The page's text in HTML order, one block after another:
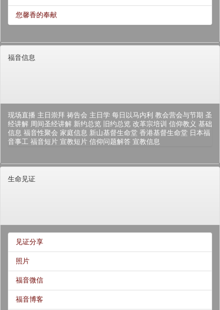
您馨香的奉献
福音信息
现场直播 主日崇拜 祷告会 主日学 每日以马内利 教会营会与节期 圣
经讲解 周间圣经讲解 新约总览 旧约总览 改革宗培训 信仰教义 基础
信息 福音性聚会 家庭信息 新山基督生命堂 香港基督生命堂 日本福
音事工 福音短片 宣教短片 信仰问题解答 宣教信息
生命见证
见证分享
照片
福音微信
福音博客